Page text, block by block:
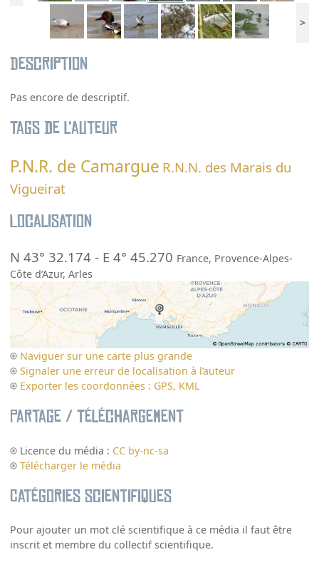
>
Description
Pas encore de descriptif.
Tags de l’auteur
P.N.R. de Camargue R.N.N. des Marais du
Vigueirat
Localisation
N 43° 32.174 - E 4° 45.270 France, Provence-Alpes-
Côte d’Azur,Arles
Naviguer sur une carte plus grande
Signaler une erreur de localisation à l’auteur
Exporter les coordonnées : GPS, KML
Partage / Téléchargement
Licence du média : CC by-nc-sa
Télécharger le média
Catégories scientifiques
Pour ajouter un mot clé scientifique à ce média il faut être
inscrit et membre du collectif scientifique.